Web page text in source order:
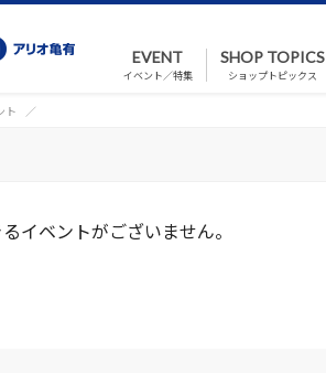
EVENT
イベント／特集
SHOP TOPICS
ショップトピックス
ト
イベントがございません。